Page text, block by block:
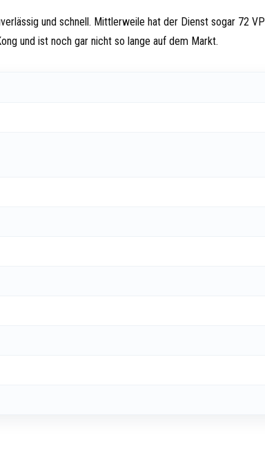
und schnell. Mittlerweile hat der Dienst sogar 72
und ist noch gar nicht so lange auf dem Markt.